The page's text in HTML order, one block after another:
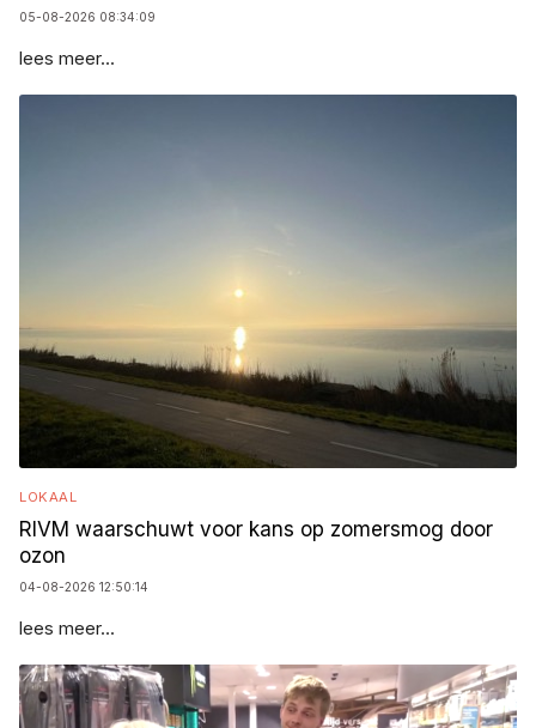
05-08-2026 08:34:09
lees meer...
LOKAAL
RIVM waarschuwt voor kans op zomersmog door
ozon
04-08-2026 12:50:14
lees meer...